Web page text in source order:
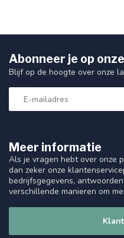
Meer informatie
Als je vragen hebt over onze
dan zeker onze
bedrijfsgegevens,
verschillende manieren om
Abonneer je op
Blijf op de hoogte over onze